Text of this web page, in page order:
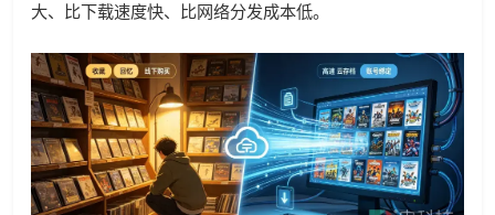
大、比下载速度快、比网络分发成本低。